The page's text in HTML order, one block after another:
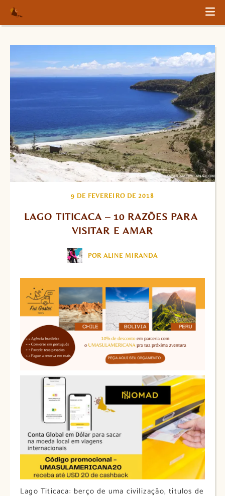
9 DE FEVEREIRO DE 2018
LAGO TITICACA – 10 RAZÕES PARA
VISITAR E AMAR
POR ALINE MIRANDA
Lago Titicaca: berço de uma civilização, títulos de